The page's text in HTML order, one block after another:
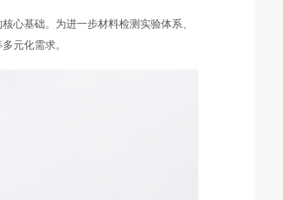
心基础。为进一步材料检测实验体系、
元化需求。